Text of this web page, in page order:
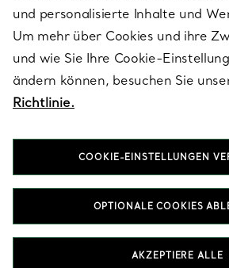
RECHTLICHE HINWEISE
FOLGEN SIE UNS
T&Co. 2026
und personalisierte Inhalte und
Um mehr über Cookies und ihre
und wie Sie Ihre Cookie-
ändern können, besuchen Sie
Richtlinie.
COOKIE-EINSTELLUNGEN
OPTIONALE COOKIES
AKZEPTIERE ALLE